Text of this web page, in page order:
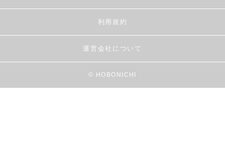
利用規約
運営会社について
© HOBONICHI